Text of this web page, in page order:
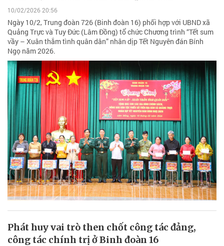
10/02/2026 20:56
Ngày 10/2, Trung đoàn 726 (Binh đoàn 16) phối hợp với UBND xã
Quảng Trực và Tuy Đức (Lâm Đồng) tổ chức Chương trình “Tết sum
vầy – Xuân thắm tình quân dân” nhân dịp Tết Nguyên đán Bính
Ngọ năm 2026.
Phát huy vai trò then chốt công tác đảng,
công tác chính trị ở Binh đoàn 16